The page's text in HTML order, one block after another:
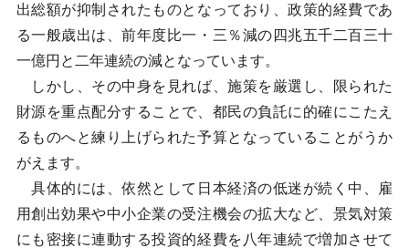
出総額が抑制されたものとなっており、政策的経費であ
る一般歳出は、前年度比一・三％減の四兆五千二百三十
一億円と二年連続の減となっています。
しかし、その中身を見れば、施策を厳選し、限られた
財源を重点配分することで、都民の負託に的確にこたえ
るものへと練り上げられた予算となっていることがうか
がえます。
具体的には、依然として日本経済の低迷が続く中、雇
用創出効果や中小企業の受注機会の拡大など、景気対策
にも密接に連動する投資的経費を八年連続で増加させて